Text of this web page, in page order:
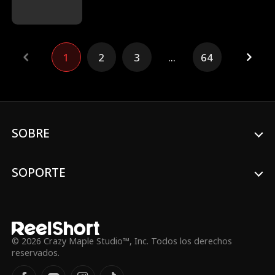
para descubrir que ella es la prometida de
Jason. Aunque oculta sus sentimientos,
William le regala una reliquia familiar.
de su abuela y un deseo de boda sin
William ve esto como su oportunidad para
1 2 3 ... 64
SOBRE
SOPORTE
© 2026 Crazy Maple Studio™, Inc. Todos los derechos
reservados.